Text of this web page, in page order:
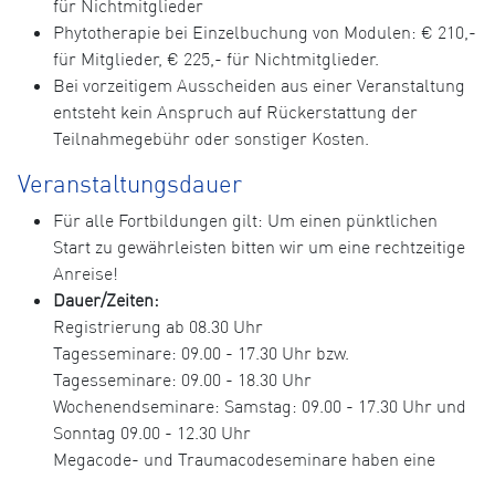
für Nichtmitglieder
Phytotherapie bei Einzelbuchung von Modulen: € 210,-
für Mitglieder, € 225,- für Nichtmitglieder.
Bei vorzeitigem Ausscheiden aus einer Veranstaltung
entsteht kein Anspruch auf Rückerstattung der
Teilnahmegebühr oder sonstiger Kosten.
Veranstaltungsdauer
Für alle Fortbildungen gilt: Um einen pünktlichen
Start zu gewährleisten bitten wir um eine rechtzeitige
Anreise!
Dauer/Zeiten:
Registrierung ab 08.30 Uhr
Tagesseminare: 09.00 - 17.30 Uhr bzw.
Tagesseminare: 09.00 - 18.30 Uhr
Wochenendseminare: Samstag: 09.00 - 17.30 Uhr und
Sonntag 09.00 - 12.30 Uhr
Megacode- und Traumacodeseminare haben eine